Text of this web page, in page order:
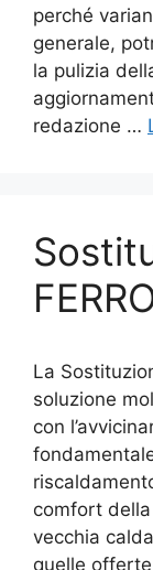
perché
generale,
la pulizia
redazione …
La
soluzione
con
comfort
vecchia
quelle